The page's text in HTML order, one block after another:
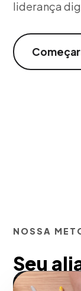
liderança
NOSSA
Seu